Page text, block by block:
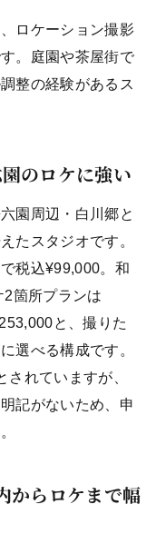
ロケーション撮影
。庭園や茶屋街で
整の経験があるス
のロケに強い
園周辺・白川郷と
たスタジオです。
税込¥99,000。和
箇所プランは
と、撮りた
選べる構成です。
れていますが、
記がないため、申
らロケまで幅